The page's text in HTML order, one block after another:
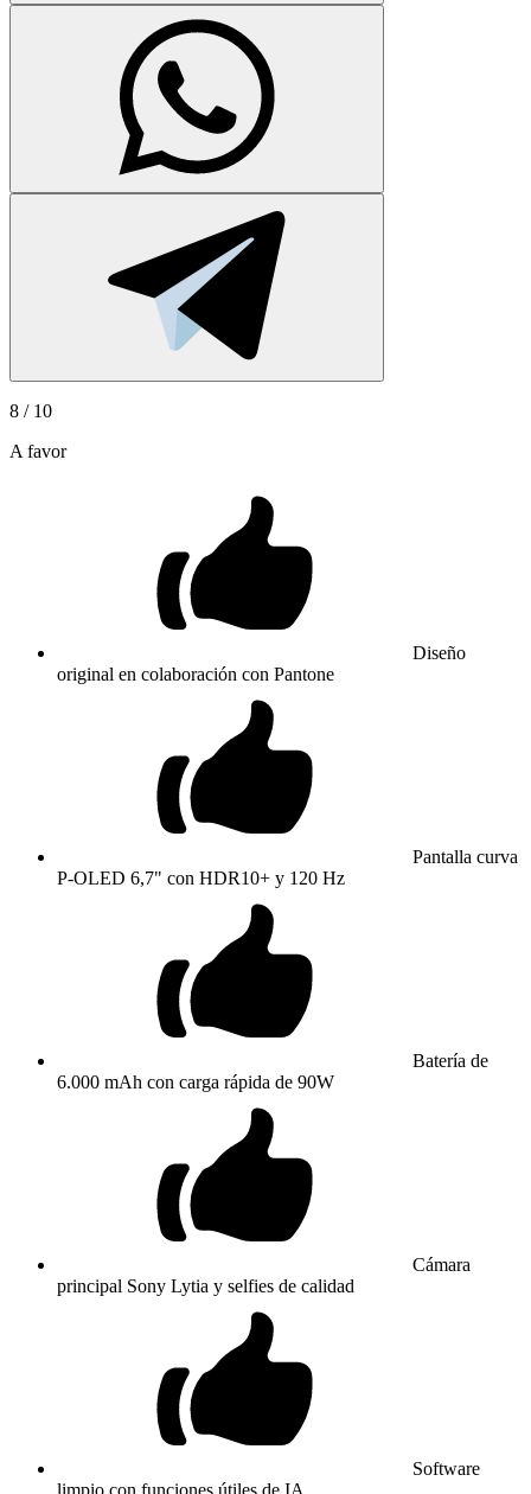
8 / 10
A favor
Diseño
original en colaboración con Pantone
Pantalla curva
P-OLED 6,7" con HDR10+ y 120 Hz
Batería de
6.000 mAh con carga rápida de 90W
Cámara
principal Sony Lytia y selfies de calidad
Software
limpio con funciones útiles de IA